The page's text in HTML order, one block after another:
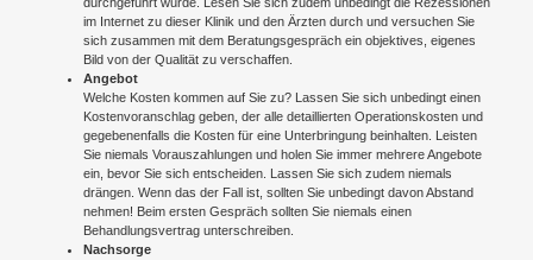
im Internet zu dieser Klinik und den Ärzten durch und versuchen Sie
sich zusammen mit dem Beratungsgespräch ein objektives, eigenes
Bild von der Qualität zu verschaffen.
Angebot
Welche Kosten kommen auf Sie zu? Lassen Sie sich unbedingt einen
Kostenvoranschlag geben, der alle detaillierten Operationskosten und
gegebenenfalls die Kosten für eine Unterbringung beinhalten. Leisten
Sie niemals Vorauszahlungen und holen Sie immer mehrere Angebote
ein, bevor Sie sich entscheiden. Lassen Sie sich zudem niemals
drängen. Wenn das der Fall ist, sollten Sie unbedingt davon Abstand
nehmen! Beim ersten Gespräch sollten Sie niemals einen
Behandlungsvertrag unterschreiben.
Nachsorge